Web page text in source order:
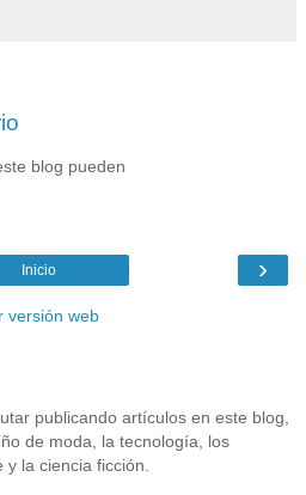
blog pueden
›
Inicio
versión web
publicando artículos en este blog,
de moda, la tecnología, los
y la ciencia ficción.